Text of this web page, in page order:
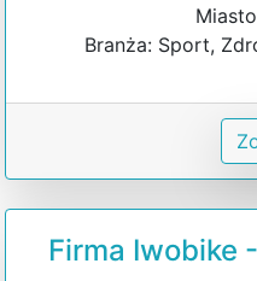
Branża: Sport,
Firma Iwobike